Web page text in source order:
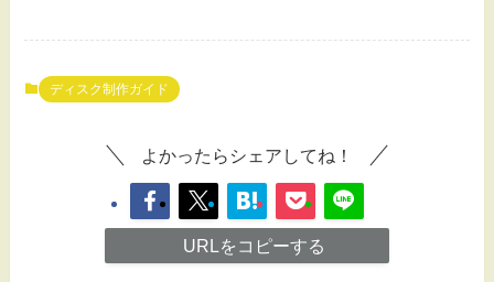
ディスク制作ガイド
よかったらシェアしてね！
URLをコピーする